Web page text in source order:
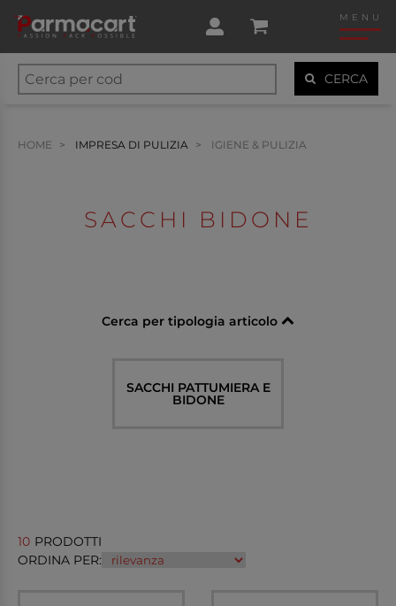
MENU
CERCA
HOME IMPRESA DI PULIZIA IGIENE & PULIZIA
SACCHI BIDONE
Cerca per tipologia articolo
SACCHI PATTUMIERA E
BIDONE
10 PRODOTTI
ORDINA PER: